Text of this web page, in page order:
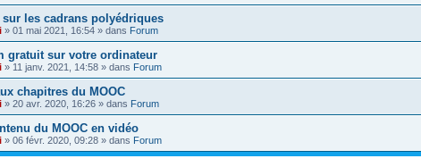
les cadrans polyédriques
» 01 mai 2021, 16:54 » dans Forum
gratuit sur votre ordinateur
» 11 janv. 2021, 14:58 » dans Forum
chapitres du MOOC
» 20 avr. 2020, 16:26 » dans Forum
du MOOC en vidéo
» 06 févr. 2020, 09:28 » dans Forum